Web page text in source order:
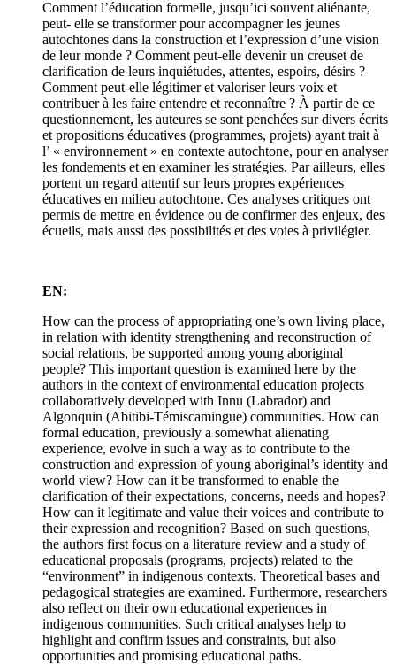
Comment l’éducation formelle, jusqu’ici souvent aliénante,
peut- elle se transformer pour accompagner les jeunes
autochtones dans la construction et l’expression d’une vision
de leur monde ? Comment peut-elle devenir un creuset de
clarification de leurs inquiétudes, attentes, espoirs, désirs ?
Comment peut-elle légitimer et valoriser leurs voix et
contribuer à les faire entendre et reconnaître ? À partir de ce
questionnement, les auteures se sont penchées sur divers écrits
et propositions éducatives (programmes, projets) ayant trait à
l’ « environnement » en contexte autochtone, pour en analyser
les fondements et en examiner les stratégies. Par ailleurs, elles
portent un regard attentif sur leurs propres expériences
éducatives en milieu autochtone. Ces analyses critiques ont
permis de mettre en évidence ou de confirmer des enjeux, des
écueils, mais aussi des possibilités et des voies à privilégier.
EN:
How can the process of appropriating one’s own living place,
in relation with identity strengthening and reconstruction of
social relations, be supported among young aboriginal
people? This important question is examined here by the
authors in the context of environmental education projects
collaboratively developed with Innu (Labrador) and
Algonquin (Abitibi-Témiscamingue) communities. How can
formal education, previously a somewhat alienating
experience, evolve in such a way as to contribute to the
construction and expression of young aboriginal’s identity and
world view? How can it be transformed to enable the
clarification of their expectations, concerns, needs and hopes?
How can it legitimate and value their voices and contribute to
their expression and recognition? Based on such questions,
the authors first focus on a literature review and a study of
educational proposals (programs, projects) related to the
“environment” in indigenous contexts. Theoretical bases and
pedagogical strategies are examined. Furthermore, researchers
also reflect on their own educational experiences in
indigenous communities. Such critical analyses help to
highlight and confirm issues and constraints, but also
opportunities and promising educational paths.